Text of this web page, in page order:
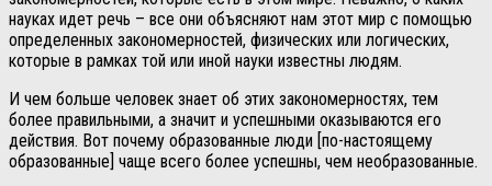
науках идет речь – все они объясняют нам этот мир с помощью
определенных закономерностей, физических или логических,
которые в рамках той или иной науки известны людям.
И чем больше человек знает об этих закономерностях, тем
более правильными, а значит и успешными оказываются его
действия. Вот почему образованные люди [по-настоящему
образованные] чаще всего более успешны, чем необразованные.